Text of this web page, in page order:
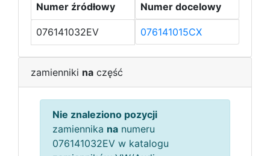
Numer źródłowy Numer docelowy
076141032EV 076141015CX
zamienniki na część
Nie znaleziono pozycji
zamiennika na numeru
076141032EV w katalogu